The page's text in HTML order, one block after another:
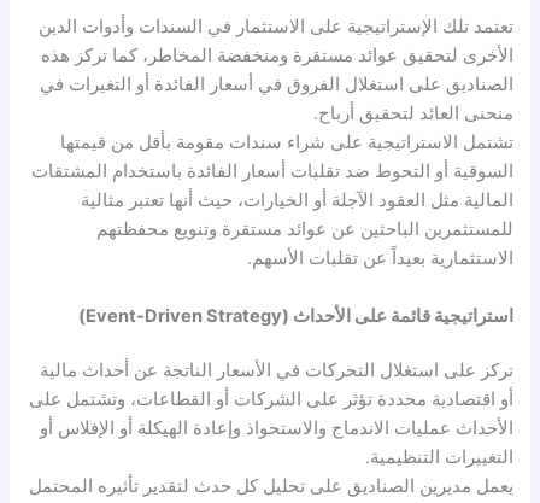
تعتمد تلك الإستراتيجية على الاستثمار في السندات وأدوات الدين
الأخرى لتحقيق عوائد مستقرة ومنخفضة المخاطر، كما تركز هذه
الصناديق على استغلال الفروق في أسعار الفائدة أو التغيرات في
منحنى العائد لتحقيق أرباح.
تشتمل الاستراتيجية على شراء سندات مقومة بأقل من قيمتها
السوقية أو التحوط ضد تقلبات أسعار الفائدة باستخدام المشتقات
المالية مثل العقود الآجلة أو الخيارات، حيث أنها تعتبر مثالية
للمستثمرين الباحثين عن عوائد مستقرة وتنويع محفظتهم
الاستثمارية بعيداً عن تقلبات الأسهم.
استراتيجية قائمة على الأحداث (Event-Driven Strategy)
تركز على استغلال التحركات في الأسعار الناتجة عن أحداث مالية
أو اقتصادية محددة تؤثر على الشركات أو القطاعات، وتشتمل على
الأحداث عمليات الاندماج والاستحواذ وإعادة الهيكلة أو الإفلاس أو
التغييرات التنظيمية.
يعمل مديرين الصناديق على تحليل كل حدث لتقدير تأثيره المحتمل